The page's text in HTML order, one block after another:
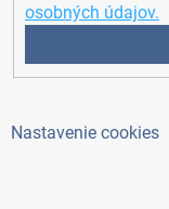
osobných údajov.
Nastavenie cookies